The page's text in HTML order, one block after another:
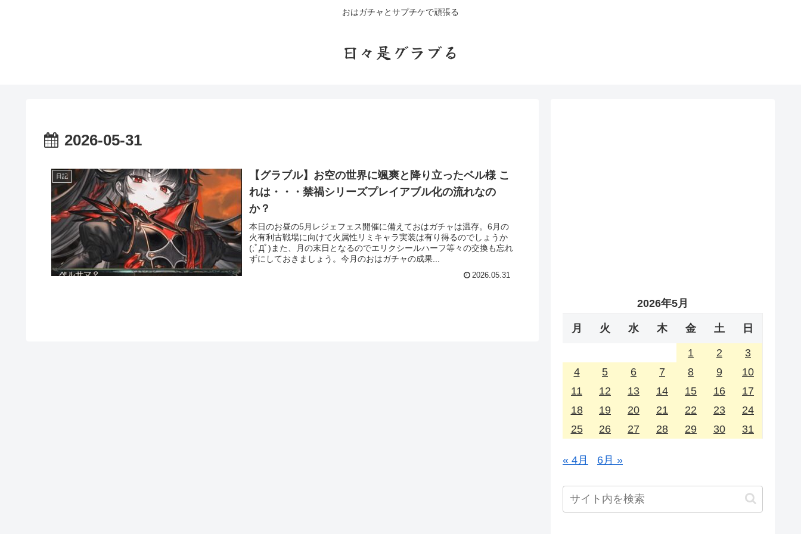
おはガチャとサプチケで頑張る
日々是グラブる
2026-05-31
日記
【グラブル】お空の世界に颯爽と降り立ったベル様 こ
れは・・・禁禍シリーズプレイアブル化の流れなの
か？
本日のお昼の5月レジェフェス開催に備えておはガチャは温存。6月の
火有利古戦場に向けて火属性リミキャラ実装は有り得るのでしょうか
(;ﾟДﾟ)また、月の末日となるのでエリクシールハーフ等々の交換も忘れ
ずにしておきましょう。今月のおはガチャの成果...
2026.05.31
2026年5月
月 火 水 木 金 土 日
1 2
3
4
5 6 7 8 9
10
11
12 13 14 15 16
17
18
19 20 21 22 23
24
25
26 27 28 29 30 31
« 4月 6月 »